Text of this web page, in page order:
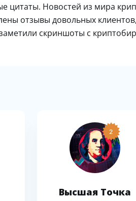
цитаты. Новостей из мира
отзывы довольных
скриншоты с
2
Высшая Точка